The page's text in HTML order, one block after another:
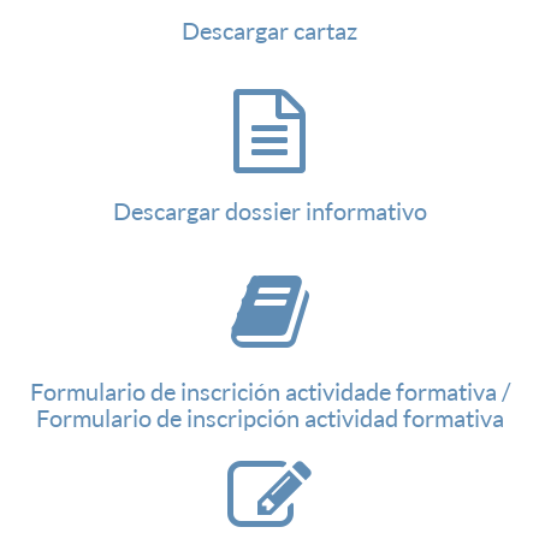
Descargar cartaz
Descargar dossier informativo
Formulario de inscrición actividade formativa /
Formulario de inscripción actividad formativa